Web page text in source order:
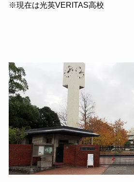
※現在は光英VERITAS高校